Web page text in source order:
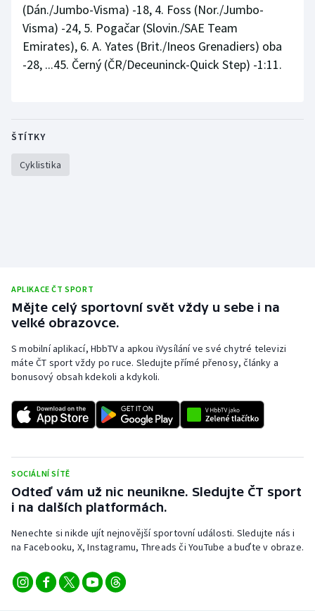
Volejbal
Ostatní
(Dán./Jumbo-Visma) -18, 4. Foss (Nor./Jumbo-
Visma) -24, 5. Pogačar (Slovin./SAE Team
Emirates), 6. A. Yates (Brit./Ineos Grenadiers) oba
-28, ...45. Černý (ČR/Deceuninck-Quick Step) -1:11.
ŠTÍTKY
Cyklistika
APLIKACE ČT SPORT
Mějte celý sportovní svět vždy u sebe i na
velké obrazovce.
S mobilní aplikací, HbbTV a apkou iVysílání ve své chytré televizi
máte ČT sport vždy po ruce. Sledujte přímé přenosy, články a
bonusový obsah kdekoli a kdykoli.
SOCIÁLNÍ SÍTĚ
Odteď vám už nic neunikne. Sledujte ČT sport
i na dalších platformách.
Nenechte si nikde ujít nejnovější sportovní události. Sledujte nás i
na Facebooku, X, Instagramu, Threads či YouTube a buďte v obraze.